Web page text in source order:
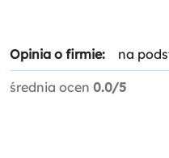
Opinia o firmie: na
średnia ocen 0.0/5